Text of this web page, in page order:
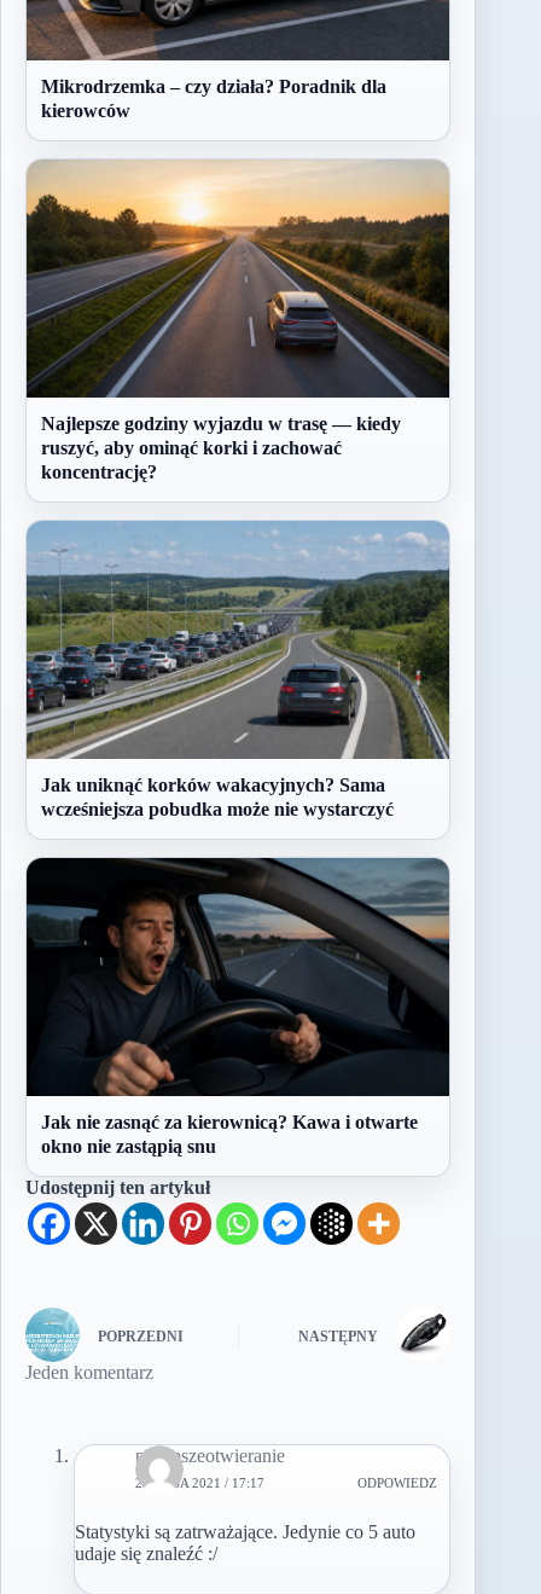
Mikrodrzemka – czy działa? Poradnik dla
kierowców
Najlepsze godziny wyjazdu w trasę — kiedy
ruszyć, aby ominąć korki i zachować
koncentrację?
Jak uniknąć korków wakacyjnych? Sama
wcześniejsza pobudka może nie wystarczyć
Jak nie zasnąć za kierownicą? Kawa i otwarte
okno nie zastąpią snu
Udostępnij ten artykuł
POPRZEDNI NASTĘPNY
Jeden komentarz
najlepszeotwieranie
22 MAJA 2021 / 17:17 ODPOWIEDZ
Statystyki są zatrważające. Jedynie co 5 auto
udaje się znaleźć :/